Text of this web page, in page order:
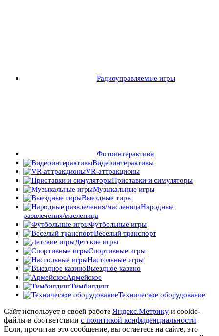
Радиоуправляемые игры
Фотоинтерактивы
Видеоинтерактивы
VR-аттракционы
Приставки и симуляторы
Музыкальные игры
Выездные тиры
Народные
развлечения/масленица
Футбольные игры
Веселый транспорт
Детские игры
Спортивные игры
Настольные игры
Выездное казино
Армейское
Тимбилдинг
Техническое оборудование
Сайт использует в своей работе Яндекс.Метрику и cookie-
файлы в соответствии с политикой конфиденциальности.
Если, прочитав это сообщение, вы остаетесь на сайте, это